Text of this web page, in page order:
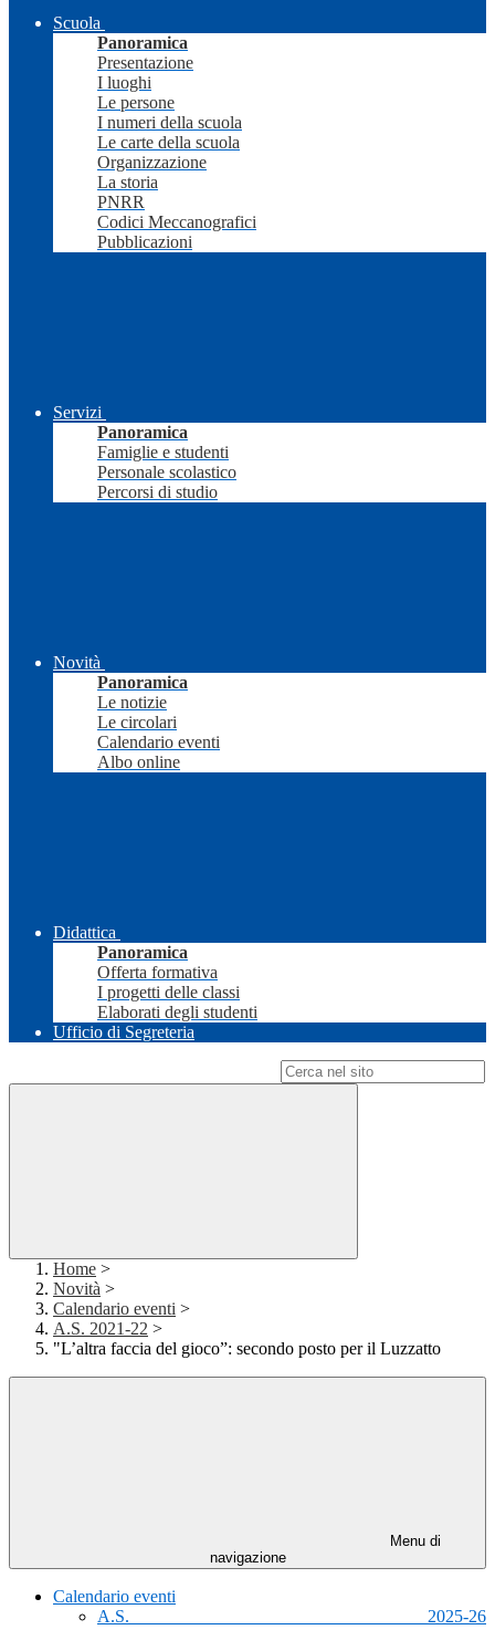
Scuola
Panoramica
Presentazione
I luoghi
Le persone
I numeri della scuola
Le carte della scuola
Organizzazione
La storia
PNRR
Codici Meccanografici
Pubblicazioni
Servizi
Panoramica
Famiglie e studenti
Personale scolastico
Percorsi di studio
Novità
Panoramica
Le notizie
Le circolari
Calendario eventi
Albo online
Didattica
Panoramica
Offerta formativa
I progetti delle classi
Elaborati degli studenti
Ufficio di Segreteria
Home >
Novità >
Calendario eventi >
A.S. 2021-22 >
"L’altra faccia del gioco”: secondo posto per il Luzzatto
Menu di
navigazione
Calendario eventi
A.S. 2025-26